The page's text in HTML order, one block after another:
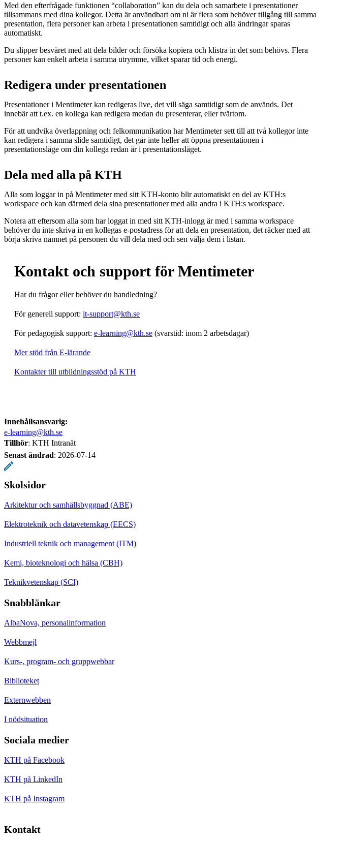
Med den efterfrågade funktionen “collaboration” kan du dela och samarbete i presentationer
tillsammans med dina kollegor. Detta är användbart om ni är flera som behöver tillgång till samma
presentation, flera personer kan arbeta i presentationen samtidigt och alla ändringar sparas
automatiskt.
Du slipper besväret med att dela bilder och försöka kopiera och klistra in det som behövs. Flera
personer kan enkelt arbeta i samma utrymme, vilket sparar tid och energi.
Redigera under presentationen
Presentationer i Mentimeter kan redigeras live, det vill säga samtidigt som de används. Det
innebär att t.ex. en kollega kan redigera medan du presenterar, eller tvärtom.
För att undvika överlappning och felkommunikation har Mentimeter sett till att två kollegor inte
kan redigera i samma slide samtidigt, det går inte heller att öppna presentationen i
presentationsläge om din kollega redan är i presentationsläget.
Dela med alla på KTH
Alla som loggar in på Mentimeter med sitt KTH-konto blir automatiskt en del av KTH:s
workspace och kan därmed dela sina presentationer med alla andra i KTH:s workspace.
Notera att eftersom alla som har loggat in med sitt KTH-inlogg är med i samma workspace
behöver du inte skriva in en kollegas e-postadress för att dela en presentation, det räcker med att
börja skriva namnet på personen du vill dela med och sen välja dem i listan.
Kontakt och support för Mentimeter
Har du frågor eller behöver du handledning?
För generell support: it-support@kth.se
För pedagogisk support: e-learning@kth.se (svarstid: inom 2 arbetsdagar)
Mer stöd från E-lärande
Kontakter till utbildningsstöd på KTH
Innehållsansvarig:
e-learning@kth.se
Tillhör: KTH Intranät
Senast ändrad: 2026-07-14
Skolsidor
Arkitektur och samhällsbyggnad (ABE)
Elektroteknik och datavetenskap (EECS)
Industriell teknik och management (ITM)
Kemi, bioteknologi och hälsa (CBH)
Teknikvetenskap (SCI)
Snabblänkar
AlbaNova, personalinformation
Webbmejl
Kurs-, program- och gruppwebbar
Biblioteket
Externwebben
I nödsituation
Sociala medier
KTH på Facebook
KTH på LinkedIn
KTH på Instagram
Kontakt